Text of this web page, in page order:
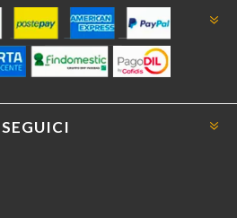
SEGUICI